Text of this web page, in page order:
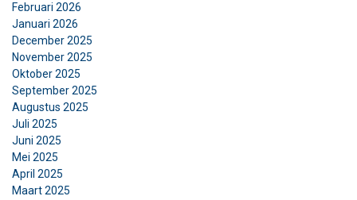
Februari 2026
Januari 2026
December 2025
November 2025
Oktober 2025
September 2025
Augustus 2025
Juli 2025
Juni 2025
Mei 2025
April 2025
Maart 2025
DETAILS WEERGEVEN